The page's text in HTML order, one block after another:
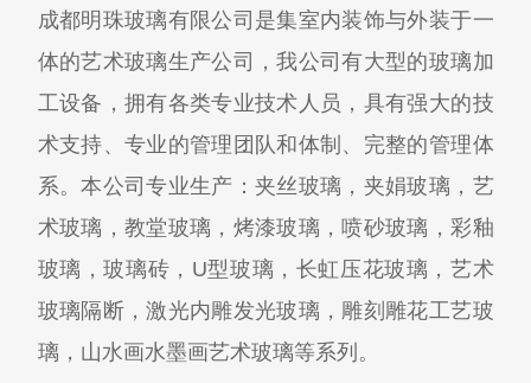
成都明珠玻璃有限公司是集室内装饰与外装于一
体的艺术玻璃生产公司，我公司有大型的玻璃加
工设备，拥有各类专业技术人员，具有强大的技
术支持、专业的管理团队和体制、完整的管理体
系。本公司专业生产：夹丝玻璃，夹娟玻璃，艺
术玻璃，教堂玻璃，烤漆玻璃，喷砂玻璃，彩釉
玻璃，玻璃砖，U型玻璃，长虹压花玻璃，艺术
玻璃隔断，激光内雕发光玻璃，雕刻雕花工艺玻
璃，山水画水墨画艺术玻璃等系列。